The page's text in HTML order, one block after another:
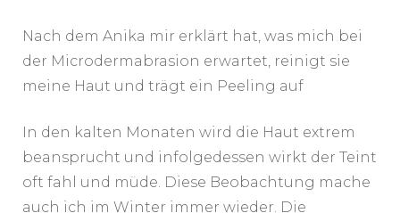
Nach dem Anika mir erklärt hat, was mich bei
der Microdermabrasion erwartet, reinigt sie
meine Haut und trägt ein Peeling auf
In den kalten Monaten wird die Haut extrem
beansprucht und infolgedessen wirkt der Teint
oft fahl und müde. Diese Beobachtung mache
auch ich im Winter immer wieder. Die